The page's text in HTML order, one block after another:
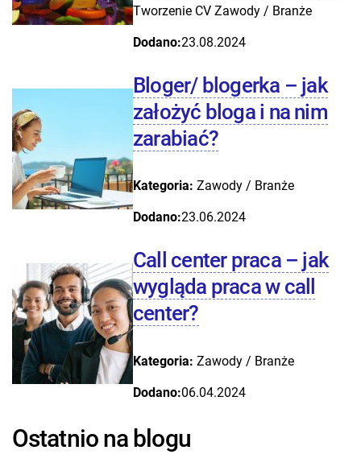
Tworzenie CV Zawody / Branże
Dodano:23.08.2024
Bloger/ blogerka – jak
założyć bloga i na nim
zarabiać?
Kategoria: Zawody / Branże
Dodano:23.06.2024
Call center praca – jak
wygląda praca w call
center?
Kategoria: Zawody / Branże
Dodano:06.04.2024
Ostatnio na blogu